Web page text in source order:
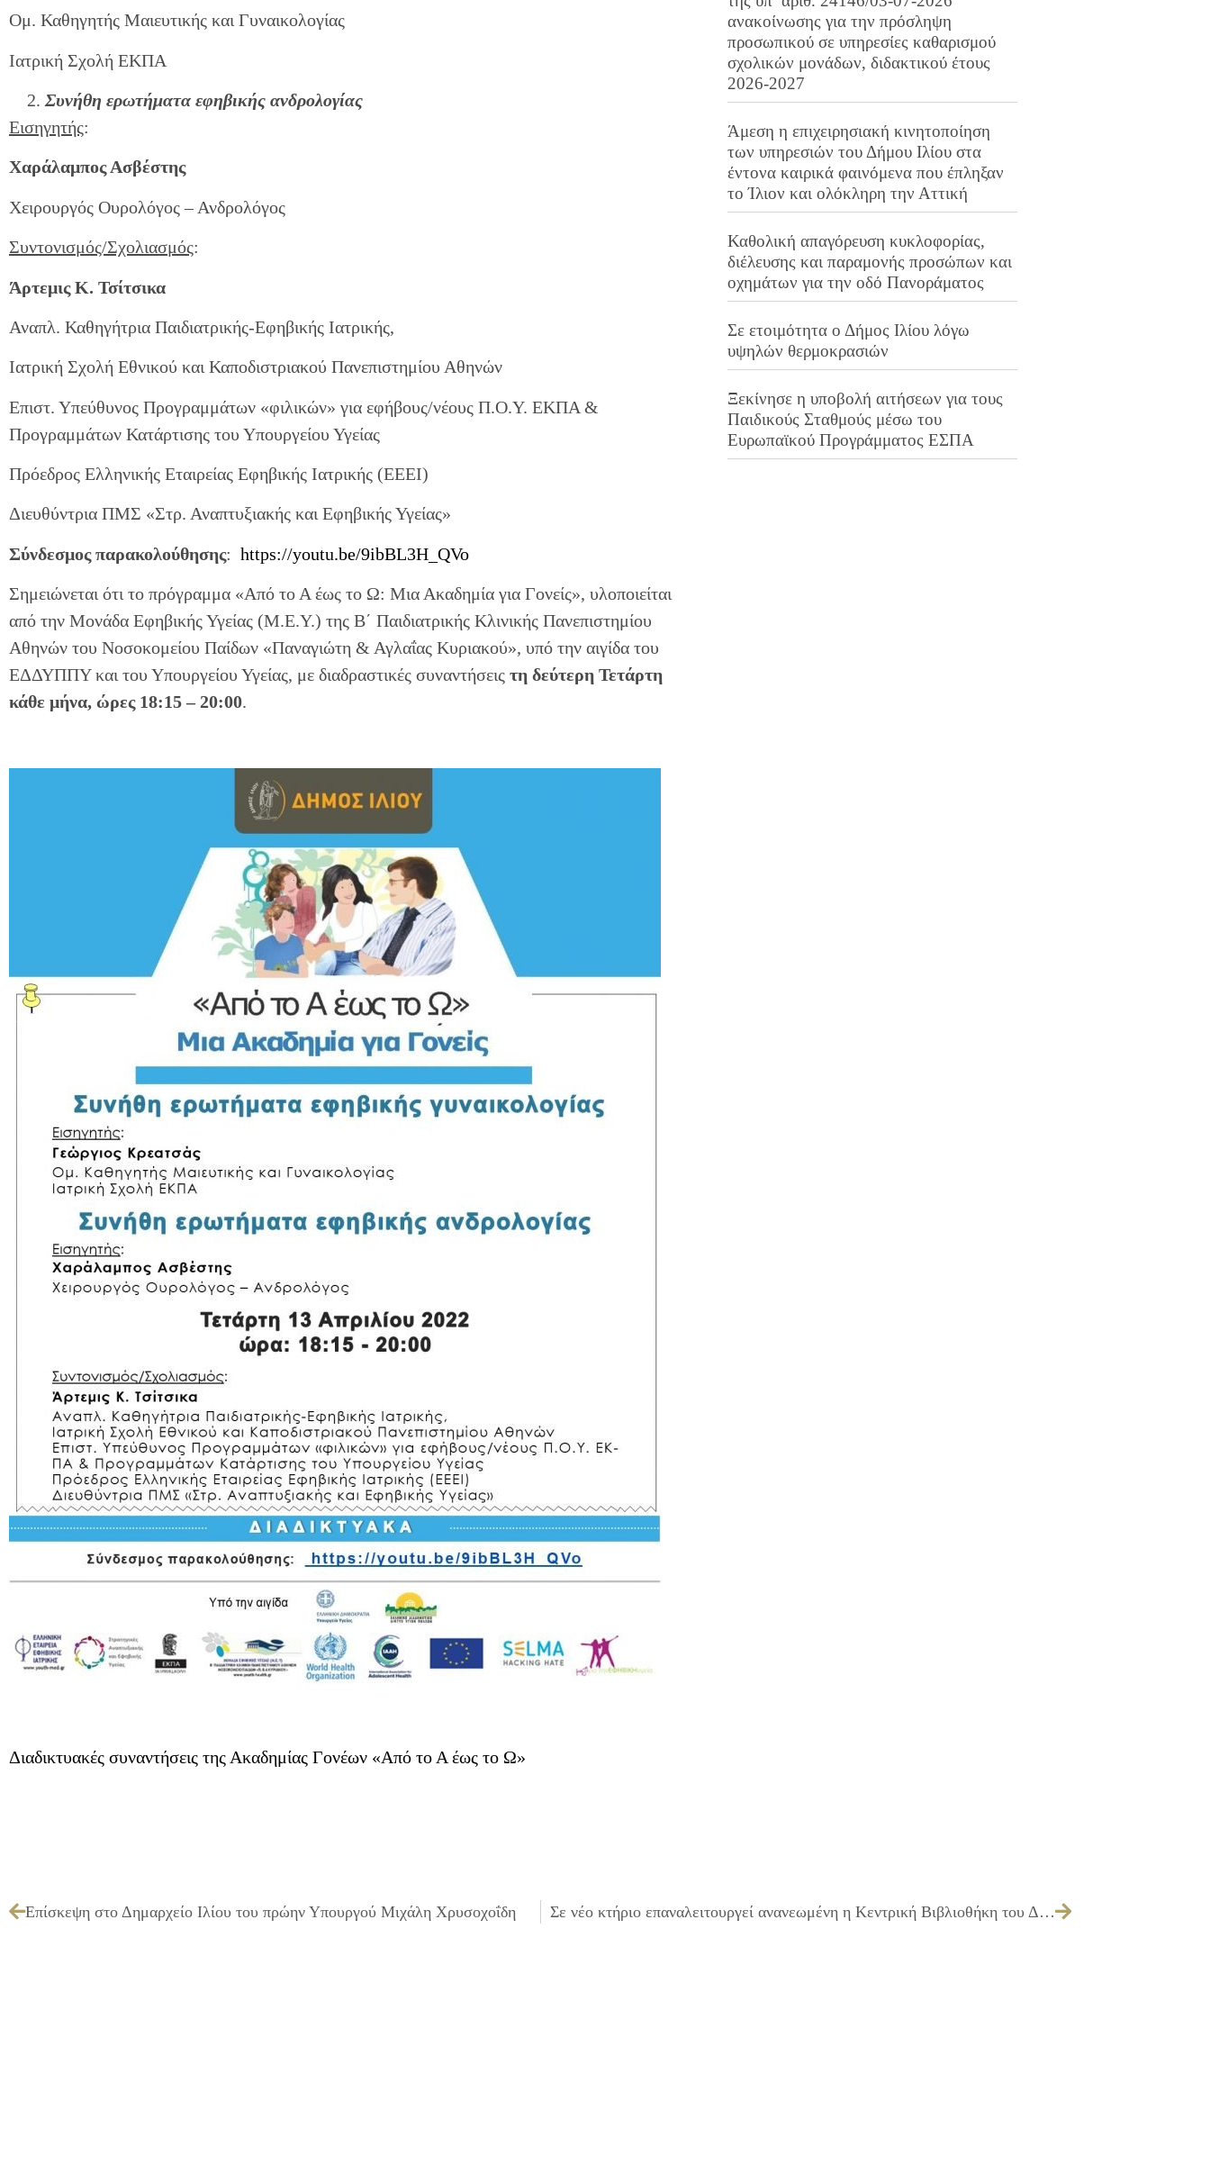
Ομ. Καθηγητής Μαιευτικής και Γυναικολογίας
Ιατρική Σχολή ΕΚΠΑ
Συνήθη ερωτήματα εφηβικής ανδρολογίας
Εισηγητής:
Χαράλαμπος Ασβέστης
Χειρουργός Ουρολόγος – Ανδρολόγος
Συντονισμός/Σχολιασμός:
Άρτεμις Κ. Τσίτσικα
Αναπλ. Καθηγήτρια Παιδιατρικής-Εφηβικής Ιατρικής,
Ιατρική Σχολή Εθνικού και Καποδιστριακού Πανεπιστημίου Αθηνών
Επιστ. Υπεύθυνος Προγραμμάτων «φιλικών» για εφήβους/νέους Π.Ο.Υ. ΕΚΠΑ &
Προγραμμάτων Κατάρτισης του Υπουργείου Υγείας
Πρόεδρος Ελληνικής Εταιρείας Εφηβικής Ιατρικής (ΕΕΕΙ)
Διευθύντρια ΠΜΣ «Στρ. Αναπτυξιακής και Εφηβικής Υγείας»
Σύνδεσμος παρακολούθησης: https://youtu.be/9ibBL3H_QVo
Σημειώνεται ότι το πρόγραμμα «Από το Α έως το Ω: Μια Ακαδημία για Γονείς», υλοποιείται
από την Μονάδα Εφηβικής Υγείας (Μ.Ε.Υ.) της Β΄ Παιδιατρικής Κλινικής Πανεπιστημίου
Αθηνών του Νοσοκομείου Παίδων «Παναγιώτη & Αγλαΐας Κυριακού», υπό την αιγίδα του
ΕΔΔΥΠΠΥ και του Υπουργείου Υγείας, με διαδραστικές συναντήσεις τη δεύτερη Τετάρτη
κάθε μήνα, ώρες 18:15 – 20:00.
Διαδικτυακές συναντήσεις της Ακαδημίας Γονέων «Από το Α έως το Ω»
ανακοίνωσης για την πρόσληψη
προσωπικού σε υπηρεσίες καθαρισμού
σχολικών μονάδων, διδακτικού έτους
2026-2027
Άμεση η επιχειρησιακή κινητοποίηση
των υπηρεσιών του Δήμου Ιλίου στα
έντονα καιρικά φαινόμενα που έπληξαν
το Ίλιον και ολόκληρη την Αττική
Καθολική απαγόρευση κυκλοφορίας,
διέλευσης και παραμονής προσώπων και
οχημάτων για την οδό Πανοράματος
Σε ετοιμότητα ο Δήμος Ιλίου λόγω
υψηλών θερμοκρασιών
Ξεκίνησε η υποβολή αιτήσεων για τους
Παιδικούς Σταθμούς μέσω του
Ευρωπαϊκού Προγράμματος ΕΣΠΑ
Επίσκεψη στο Δημαρχείο Ιλίου του πρώην Υπουργού Μιχάλη Χρυσοχοΐδη Σε νέο κτήριο επαναλειτουργεί ανανεωμένη η Κεντρική Βιβλιοθήκη του Δήμου Ιλίου